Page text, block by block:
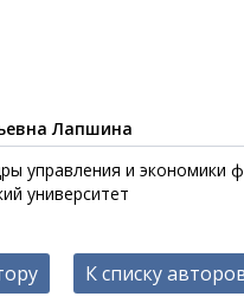
Лапшина
управления и экономики
университет
К списку